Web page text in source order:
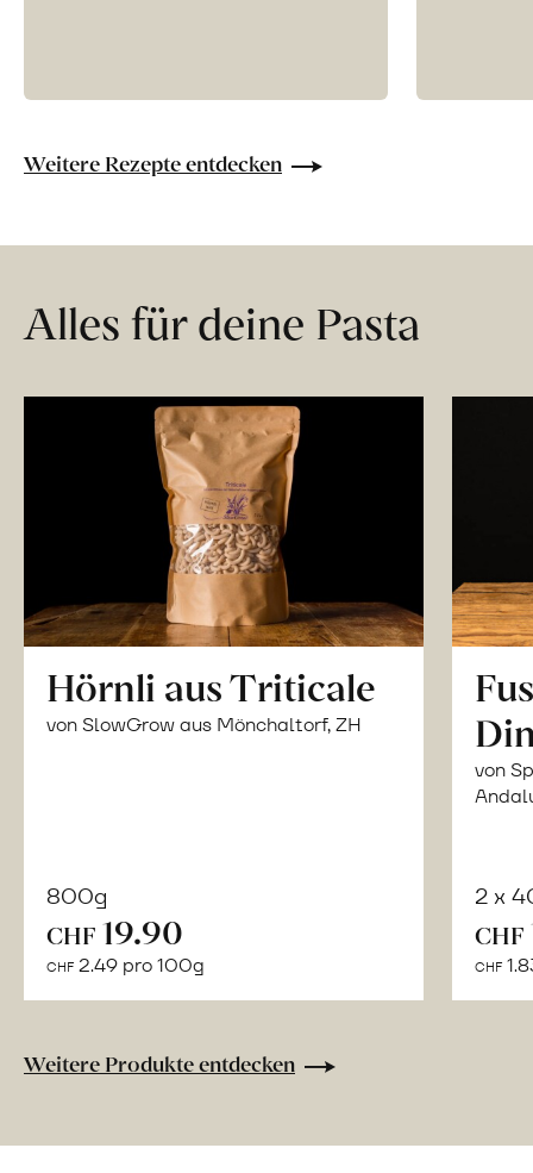
Weitere Rezepte entdecken
Alles für deine Pasta
Hörnli aus Triticale
von SlowGrow aus Mönchaltorf, ZH
800g
CHF 19.90
CHF 2.49 pro 100g
von
2 x
CHF
CHF
Weitere Produkte entdecken